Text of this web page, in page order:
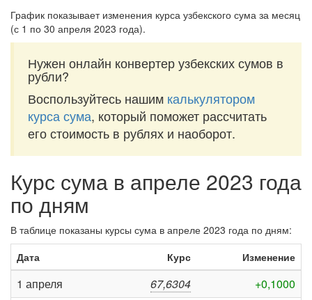
График показывает изменения курса узбекского сума за месяц
(с 1 по 30 апреля 2023 года).
Нужен онлайн конвертер узбекских сумов в
рубли?
Воспользуйтесь нашим калькулятором
курса сума, который поможет рассчитать
его стоимость в рублях и наоборот.
Курс сума в апреле 2023 года
по дням
В таблице показаны курсы сума в апреле 2023 года по дням:
Дата
Курс Изменение
1 апреля 67,6304
+0,1000